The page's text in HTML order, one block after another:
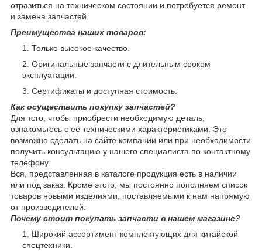
отразиться на техническом состоянии и потребуется ремонт
и замена запчастей.
Преимущества наших товаров:
Только высокое качество.
Оригинальные запчасти с длительным сроком
эксплуатации.
Сертификаты и доступная стоимость.
Как осуществить покупку запчастей?
Для того, чтобы приобрести необходимую деталь,
ознакомьтесь с её техническими характеристиками. Это
возможно сделать на сайте компании или при необходимости
получить консультацию у нашего специалиста по контактному
телефону.
Вся, представленная в каталоге продукция есть в наличии
или под заказ. Кроме этого, мы постоянно пополняем список
товаров новыми изделиями, поставляемыми к нам напрямую
от производителей.
Почему стоит покупать запчасти в нашем магазине?
Широкий ассортимент комплектующих для китайской
спецтехники.